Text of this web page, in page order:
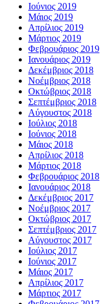
Ιούνιος 2019
Μάιος 2019
Απρίλιος 2019
Μάρτιος 2019
Φεβρουάριος 2019
Ιανουάριος 2019
Δεκέμβριος 2018
Νοέμβριος 2018
Οκτώβριος 2018
Σεπτέμβριος 2018
Αύγουστος 2018
Ιούλιος 2018
Ιούνιος 2018
Μάιος 2018
Απρίλιος 2018
Μάρτιος 2018
Φεβρουάριος 2018
Ιανουάριος 2018
Δεκέμβριος 2017
Νοέμβριος 2017
Οκτώβριος 2017
Σεπτέμβριος 2017
Αύγουστος 2017
Ιούλιος 2017
Ιούνιος 2017
Μάιος 2017
Απρίλιος 2017
Μάρτιος 2017